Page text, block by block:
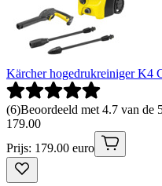
Kärcher hogedrukreiniger K4
(6)Beoordeeld met 4.7 van de
179.00
Prijs: 179.00 euro